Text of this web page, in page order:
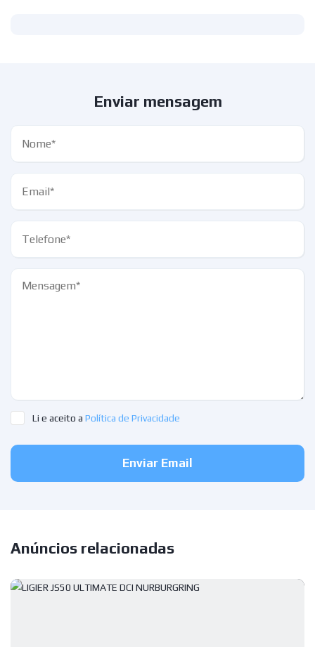
Enviar mensagem
Li e aceito a Política de Privacidade
Enviar Email
Anúncios relacionadas